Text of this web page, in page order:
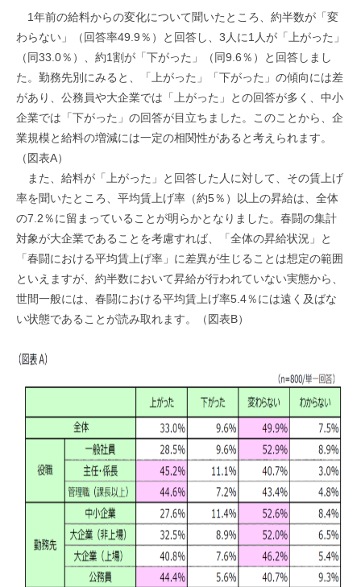
1年前の給料からの変化について聞いたところ、約半数が「変
わらない」（回答率49.9％）と回答し、3人に1人が「上がった」
（同33.0％）、約1割が「下がった」（同9.6％）と回答しまし
た。勤務先別にみると、「上がった」「下がった」の傾向には差
があり、公務員や大企業では「上がった」との回答が多く、中小
企業では「下がった」の回答が目立ちました。このことから、企
業規模と給料の増減には一定の相関性があると考えられます。
（図表A）
また、給料が「上がった」と回答した人に対して、その賃上げ
率を聞いたところ、平均賃上げ率（約5％）以上の昇給は、全体
の7.2％に留まっていることが明らかとなりました。春闘の集計
対象が大企業であることを考慮すれば、「全体の昇給状況」と
「春闘における平均賃上げ率」に差異が生じることは想定の範囲
といえますが、約半数において昇給が行われていない実態から、
世間一般には、春闘における平均賃上げ率5.4％には遠く及ばな
い状態であることが読み取れます。（図表B）